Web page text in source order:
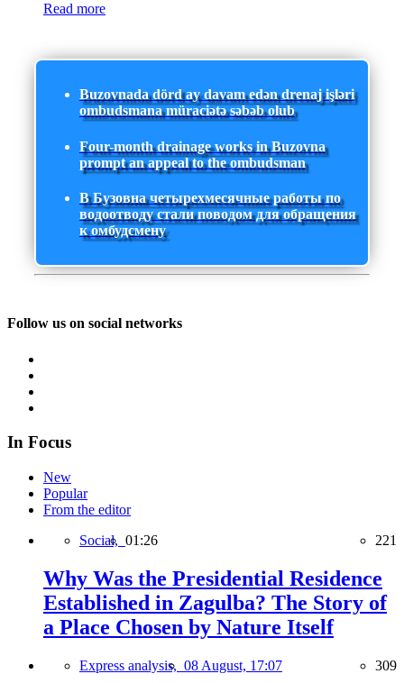
Read more
Buzovnada dörd ay davam edən drenaj işləri
ombudsmana müraciətə səbəb olub
Four-month drainage works in Buzovna
prompt an appeal to the ombudsman
В Бузовна четырехмесячные работы по
водоотводу стали поводом для обращения
к омбудсмену
Follow us on social networks
In Focus
New
Popular
From the editor
Social, 01:26 221
Why Was the Presidential Residence
Established in Zagulba? The Story of
a Place Chosen by Nature Itself
Express analysis, 08 August, 17:07 309